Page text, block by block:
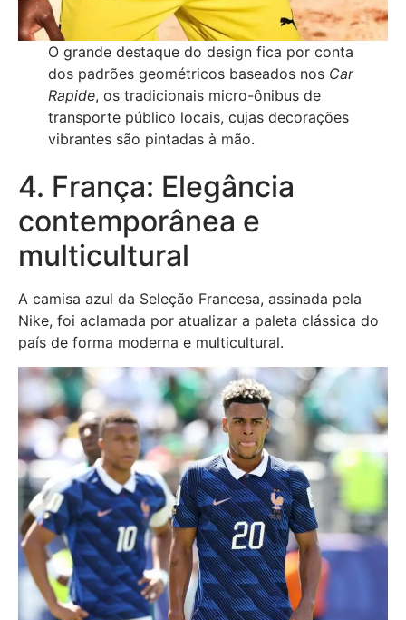
O grande destaque do design fica por conta
dos padrões geométricos baseados nos Car
Rapide, os tradicionais micro-ônibus de
transporte público locais, cujas decorações
vibrantes são pintadas à mão.
4. França: Elegância
contemporânea e
multicultural
A camisa azul da Seleção Francesa, assinada pela
Nike, foi aclamada por atualizar a paleta clássica do
país de forma moderna e multicultural.